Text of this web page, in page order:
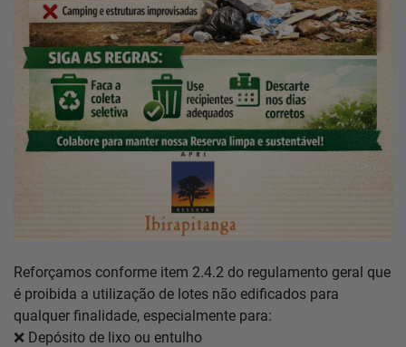
Notícias
Localização
Contato
Reforçamos conforme item 2.4.2 do regulamento geral que
é proibida a utilização de lotes não edificados para
qualquer finalidade, especialmente para:
❌ Depósito de lixo ou entulho